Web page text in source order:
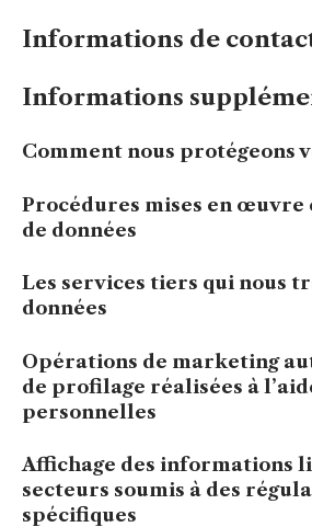
Informations de
Informations
Comment nous protégeons
Procédures mises en œuvre
de données
Les services tiers qui nous
données
Opérations de marketing
de profilage réalisées à
personnelles
Affichage des informations
secteurs soumis à des
spécifiques